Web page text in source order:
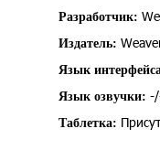
Разработчик:
Издатель:
Язык
Язык озвучки:
Таблетка: